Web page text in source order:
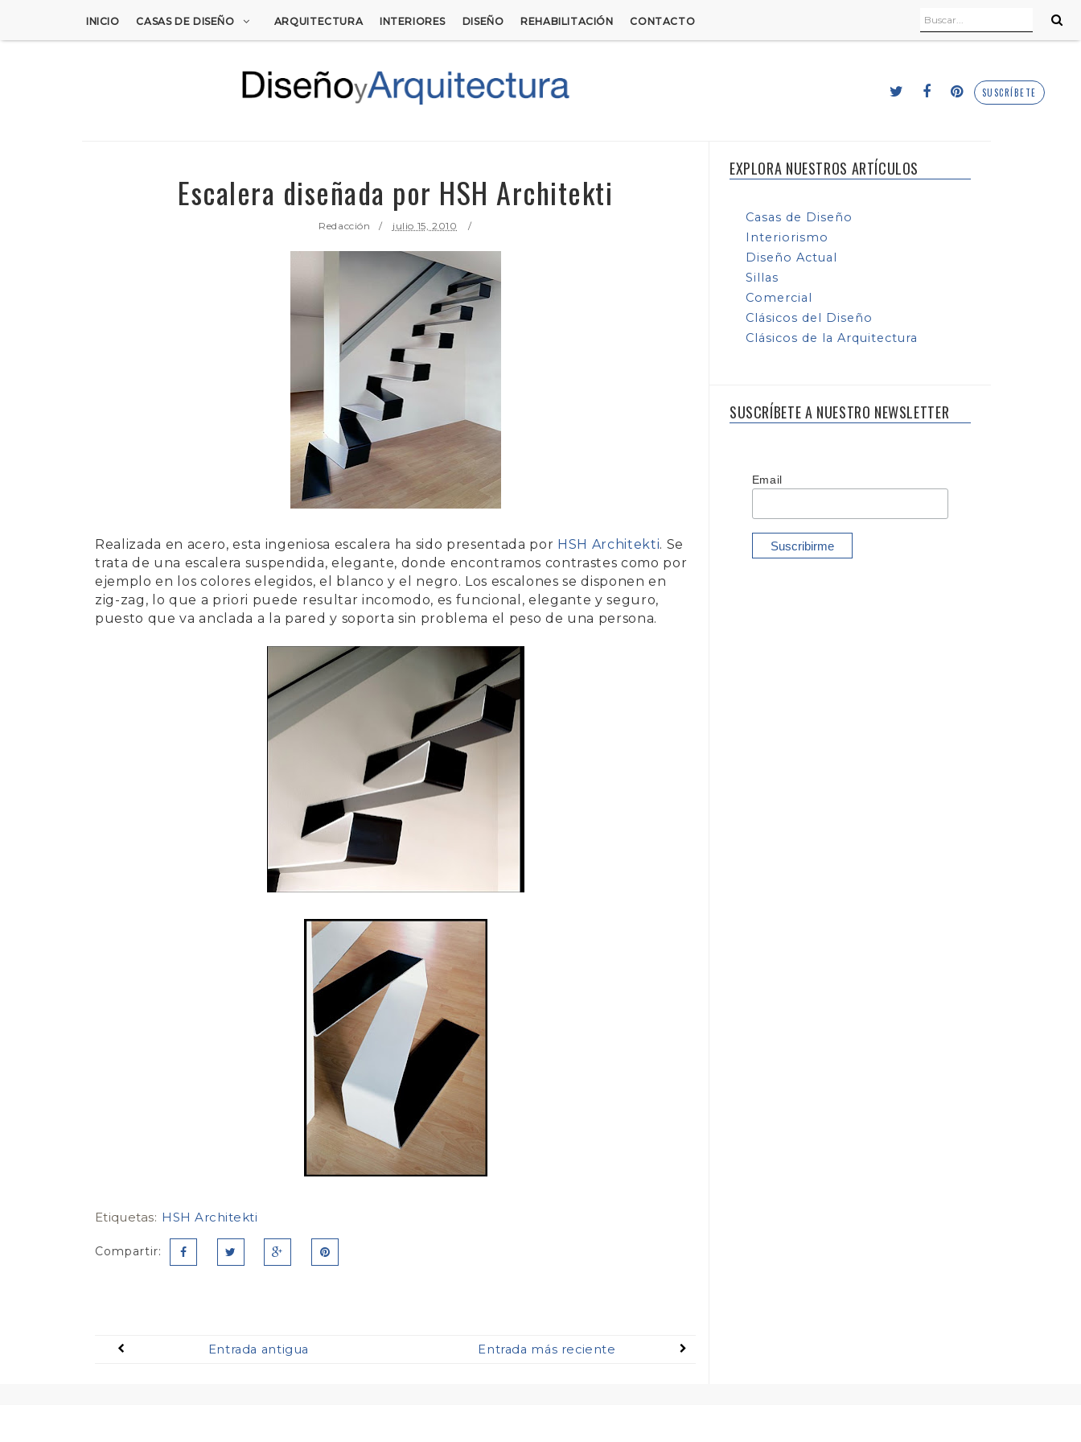
INICIO CASAS DE DISEÑO ARQUITECTURA INTERIORES DISEÑO REHABILITACIÓN CONTACTO
SUSCRÍBETE
Escalera diseñada por HSH Architekti
Redacción julio 15, 2010
Realizada en acero, esta ingeniosa escalera ha sido presentada por HSH Architekti. Se
trata de una escalera suspendida, elegante, donde encontramos contrastes como por
ejemplo en los colores elegidos, el blanco y el negro. Los escalones se disponen en
zig-zag, lo que a priori puede resultar incomodo, es funcional, elegante y seguro,
puesto que va anclada a la pared y soporta sin problema el peso de una persona.
Etiquetas: HSH Architekti
Compartir:
Entrada más reciente
Entrada antigua
EXPLORA NUESTROS ARTÍCULOS
Casas de Diseño
Interiorismo
Diseño Actual
Sillas
Comercial
Clásicos del Diseño
Clásicos de la Arquitectura
SUSCRÍBETE A NUESTRO NEWSLETTER
Email